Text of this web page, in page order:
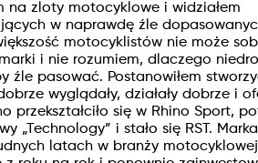
na zloty motocyklowe i widziałem
w naprawdę źle
motocyklistów nie może
i nie rozumiem, dlaczego
źle pasować. Postanowiłem
wyglądały, działały dobrze i
przekształciło się w Rhino Sport,
„Technology” i stało się RST. Marka
latach w branży